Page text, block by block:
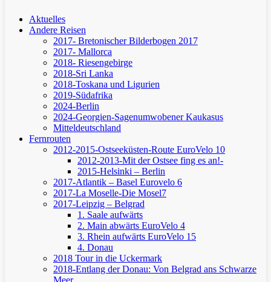
Aktuelles
Andere Reisen
2017- Bretonischer Bilderbogen 2017
2017- Mallorca
2018- Riesengebirge
2018-Sri Lanka
2018-Toskana und Ligurien
2019-Südafrika
2024-Berlin
2024-Georgien-Sagenumwobener Kaukasus
Mitteldeutschland
Fernrouten
2012-2015-Ostseeküsten-Route EuroVelo 10
2012-2013-Mit der Ostsee fing es an!-
2015-Helsinki – Berlin
2017-Atlantik – Basel Eurovelo 6
2017-La Moselle-Die Mosel7
2017-Leipzig – Belgrad
1. Saale aufwärts
2. Main abwärts EuroVelo 4
3. Rhein aufwärts EuroVelo 15
4. Donau
2018 Tour in die Uckermark
2018-Entlang der Donau: Von Belgrad ans Schwarze
Meer